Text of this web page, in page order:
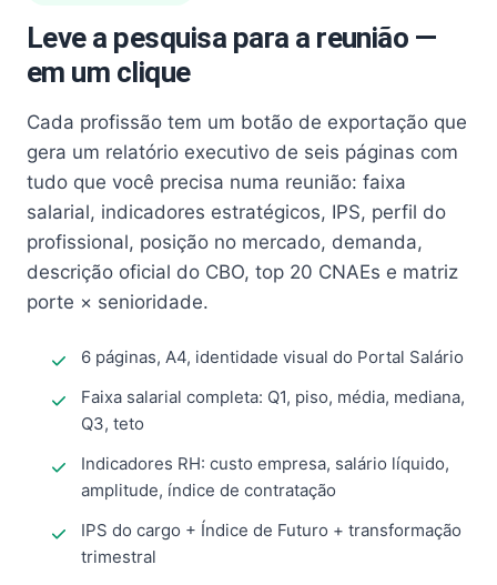
Leve a pesquisa para a reunião —
em um clique
Cada profissão tem um botão de exportação que
gera um relatório executivo de seis páginas com
tudo que você precisa numa reunião: faixa
salarial, indicadores estratégicos, IPS, perfil do
profissional, posição no mercado, demanda,
descrição oficial do CBO, top 20 CNAEs e matriz
porte × senioridade.
6 páginas, A4, identidade visual do Portal Salário
Faixa salarial completa: Q1, piso, média, mediana,
Q3, teto
Indicadores RH: custo empresa, salário líquido,
amplitude, índice de contratação
IPS do cargo + Índice de Futuro + transformação
trimestral